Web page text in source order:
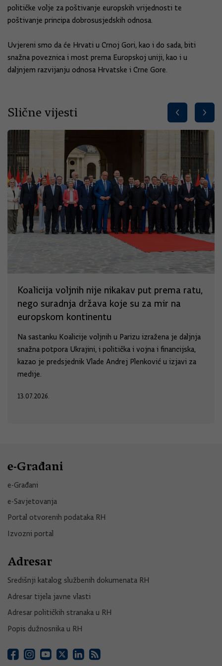
političke volje za poštivanje europskih vrijednosti te
poštivanje principa dobrosusjedskih odnosa.
Uvjereni smo da će Hrvati u Crnoj Gori, kao i do sada, biti
snažna poveznica i most prema Europskoj uniji, kao i u
daljnjem razvijanju odnosa Hrvatske i Crne Gore.
Slične vijesti
Koalicija voljnih nije nikakav put prema ratu,
nego suradnja država koje su za mir na
europskom kontinentu
Na sastanku Koalicije voljnih u Parizu izražena je daljnja
snažna potpora Ukrajini, i politička i vojna i financijska,
kazao je predsjednik Vlade Andrej Plenković u izjavi za
medije.
13.07.2026.
e-Građani
e-Građani
e-Savjetovanja
Portal otvorenih podataka RH
Izvozni portal
Adresar
Središnji katalog službenih dokumenata RH
Adresar tijela javne vlasti
Adresar političkih stranaka u RH
Popis dužnosnika u RH